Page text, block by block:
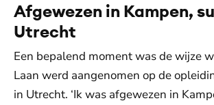
Afgewezen in Kampen,
Utrecht
Een bepalend moment was de wijze
Laan werd aangenomen op de
in Utrecht. ‘Ik was afgewezen in